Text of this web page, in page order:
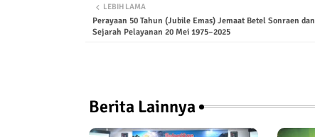
LEBIH LAMA
Perayaan 50 Tahun (Jubile Emas) Jemaat Betel Sonraen
Sejarah Pelayanan 20 Mei 1975–2025
Berita Lainnya